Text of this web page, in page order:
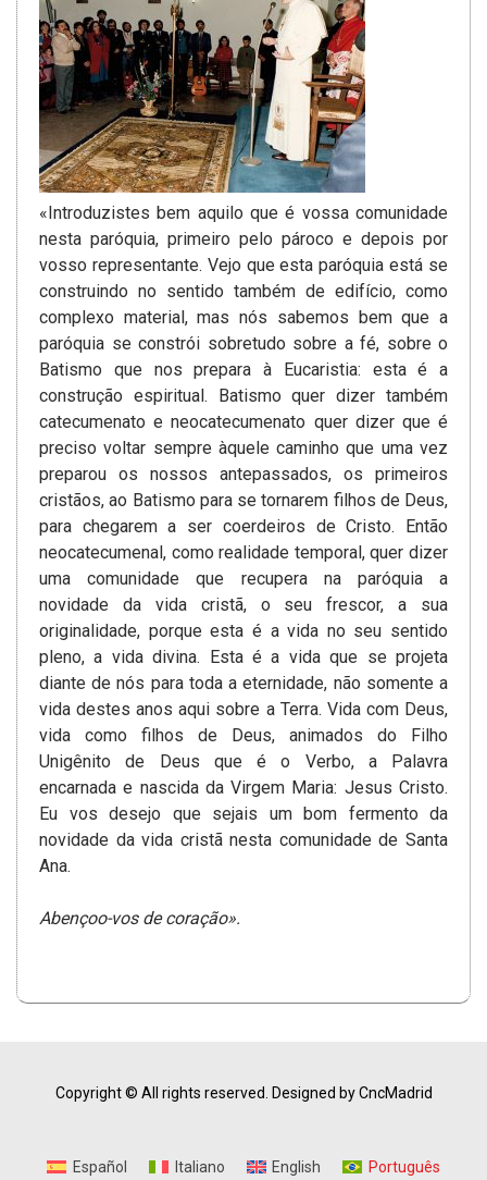
«Introduzistes bem aquilo que é vossa comunidade
nesta paróquia, primeiro pelo pároco e depois por
vosso representante. Vejo que esta paróquia está se
construindo no sentido também de edifício, como
complexo material, mas nós sabemos bem que a
paróquia se constrói sobretudo sobre a fé, sobre o
Batismo que nos prepara à Eucaristia: esta é a
construção espiritual. Batismo quer dizer também
catecumenato e neocatecumenato quer dizer que é
preciso voltar sempre àquele caminho que uma vez
preparou os nossos antepassados, os primeiros
cristãos, ao Batismo para se tornarem filhos de Deus,
para chegarem a ser coerdeiros de Cristo. Então
neocatecumenal, como realidade temporal, quer dizer
uma comunidade que recupera na paróquia a
novidade da vida cristã, o seu frescor, a sua
originalidade, porque esta é a vida no seu sentido
pleno, a vida divina. Esta é a vida que se projeta
diante de nós para toda a eternidade, não somente a
vida destes anos aqui sobre a Terra. Vida com Deus,
vida como filhos de Deus, animados do Filho
Unigênito de Deus que é o Verbo, a Palavra
encarnada e nascida da Virgem Maria: Jesus Cristo.
Eu vos desejo que sejais um bom fermento da
novidade da vida cristã nesta comunidade de Santa
Ana.
Abençoo-vos de coração».
Copyright © All rights reserved. Designed by CncMadrid
Español Italiano English Português